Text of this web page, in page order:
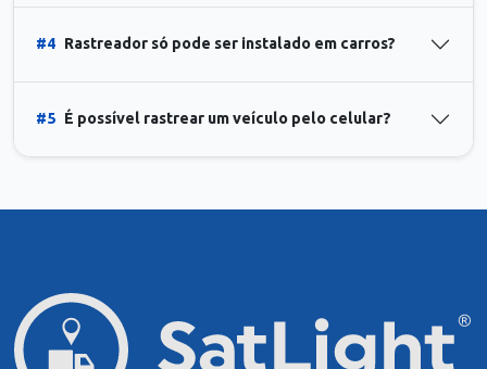
#4 Rastreador só pode ser instalado em carros?
#5 É possível rastrear um veículo pelo celular?